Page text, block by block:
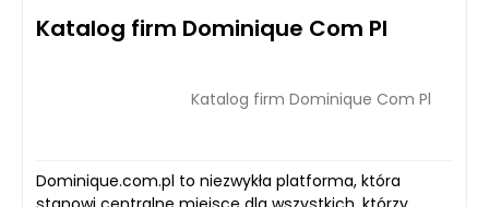
Katalog firm Dominique Com Pl
Katalog firm Dominique Com Pl
Dominique.com.pl to niezwykła platforma, która